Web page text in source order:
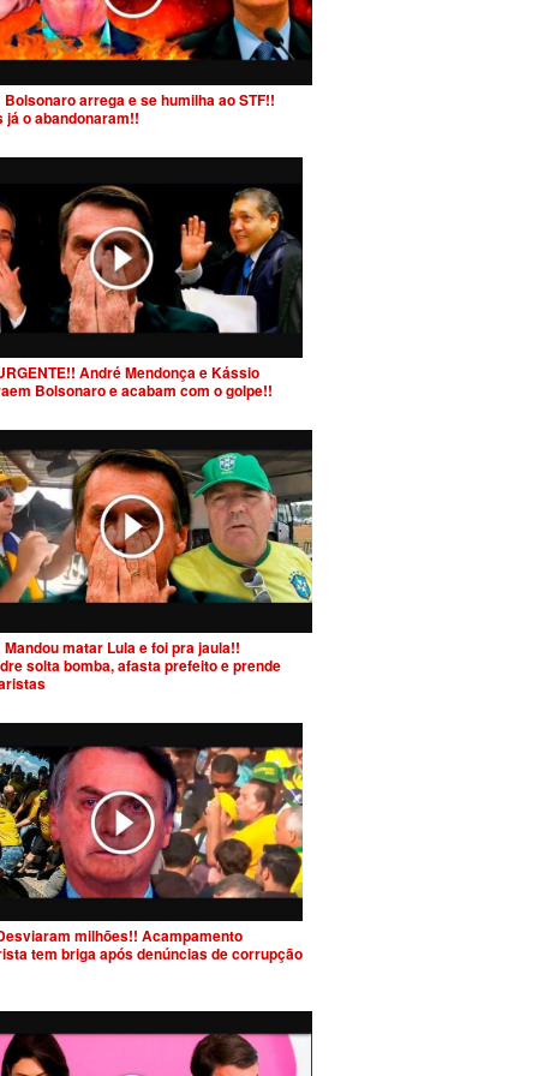
Bolsonaro arrega e se humilha ao STF!!
já o abandonaram!!
André Mendonça e Kássio
Bolsonaro e acabam com o golpe!!
Mandou matar Lula e foi pra jaula!!
solta bomba, afasta prefeito e prende
milhões!! Acampamento
tem briga após denúncias de corrupção